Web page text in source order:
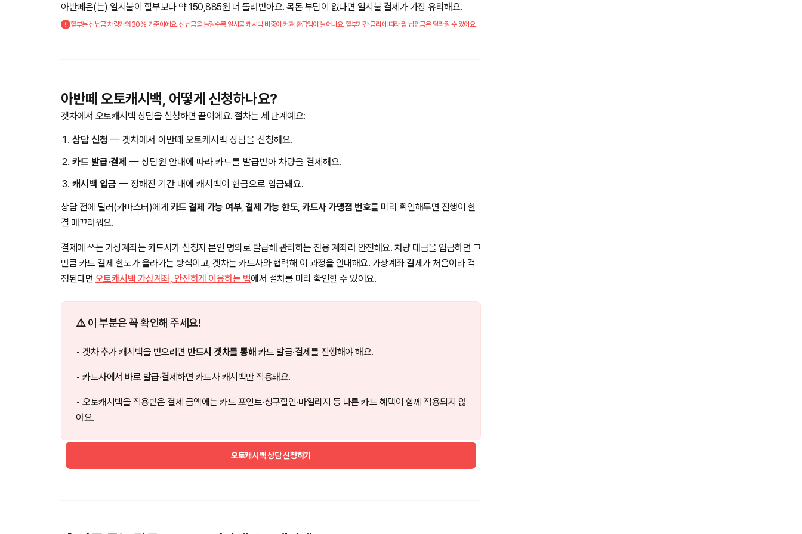
아반떼은(는) 일시불이 할부보다 약 150,885원 더 돌려받아요. 목돈 부담이 없다면 일시불 결제가 가장 유리해요.
할부는 선납금 차량가의 30% 기준이에요. 선납금을 늘릴수록 일시불 캐시백 비중이 커져 환급액이 늘어나요. 할부기간·금리에 따라 월 납입금은 달라질 수 있어요.
아반떼 오토캐시백, 어떻게 신청하나요?
겟차에서 오토캐시백 상담을 신청하면 끝이에요. 절차는 세 단계예요:
상담 신청 — 겟차에서 아반떼 오토캐시백 상담을 신청해요.
카드 발급·결제 — 상담원 안내에 따라 카드를 발급받아 차량을 결제해요.
캐시백 입금 — 정해진 기간 내에 캐시백이 현금으로 입금돼요.
상담 전에 딜러(카마스터)에게 카드 결제 가능 여부, 결제 가능 한도, 카드사 가맹점 번호를 미리 확인해두면 진행이 한
결 매끄러워요.
결제에 쓰는 가상계좌는 카드사가 신청자 본인 명의로 발급해 관리하는 전용 계좌라 안전해요. 차량 대금을 입금하면 그
만큼 카드 결제 한도가 올라가는 방식이고, 겟차는 카드사와 협력해 이 과정을 안내해요. 가상계좌 결제가 처음이라 걱
정된다면 오토캐시백 가상계좌, 안전하게 이용하는 법에서 절차를 미리 확인할 수 있어요.
⚠️ 이 부분은 꼭 확인해 주세요!
• 겟차 추가 캐시백을 받으려면 반드시 겟차를 통해 카드 발급·결제를 진행해야 해요.
• 카드사에서 바로 발급·결제하면 카드사 캐시백만 적용돼요.
• 오토캐시백을 적용받은 결제 금액에는 카드 포인트·청구할인·마일리지 등 다른 카드 혜택이 함께 적용되지 않
아요.
오토캐시백 상담 신청하기